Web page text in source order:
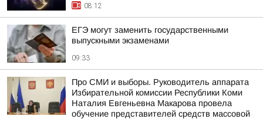
08:12
ЕГЭ могут заменить государственными
выпускными экзаменами
09:33
Про СМИ и выборы. Руководитель аппарата
Избирательной комиссии Республики Коми
Наталия Евгеньевна Макарова провела
обучение представителей средств массовой